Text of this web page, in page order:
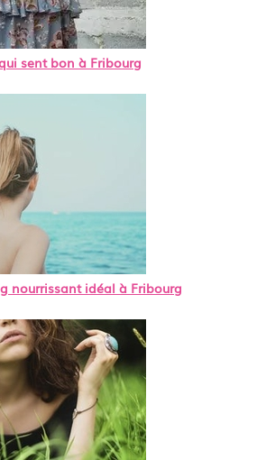
sent bon à Fribourg
nourrissant idéal à Fribourg